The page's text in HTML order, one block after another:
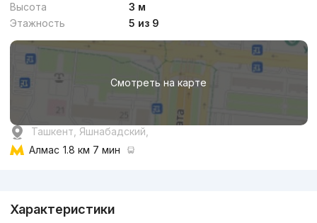
Высота
3 м
Этажность
5 из 9
Смотреть на карте
Ташкент, Яшнабадский,
Алмас 1.8 км 7 мин
Характеристики